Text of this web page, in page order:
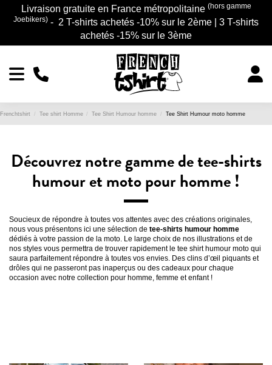
Livraison gratuite en France métropolitaine (hors gamme
Joebikers) - 2 T-shirts achetés -10% sur le 2ème | 3 T-shirts
achetés -15% sur le 3ème
Frenchtshirt Tee shirt Homme Tee Shirt Humour homme Tee Shirt Humour moto homme
Découvrez notre gamme de tee-shirts
humour et moto pour homme !
Soucieux de répondre à toutes vos attentes avec des créations originales,
nous vous présentons ici une sélection de tee-shirts humour homme
dédiés à votre passion de la moto. Le large choix de nos illustrations et de
nos styles vous permettra de trouver rapidement le tee shirt humour moto qui
saura parfaitement répondre à toutes vos envies. Des clins d’œil piquants et
drôles qui ne passeront pas inaperçus ou des cadeaux pour chaque
occasion avec notre collection pour homme, femme et enfant !